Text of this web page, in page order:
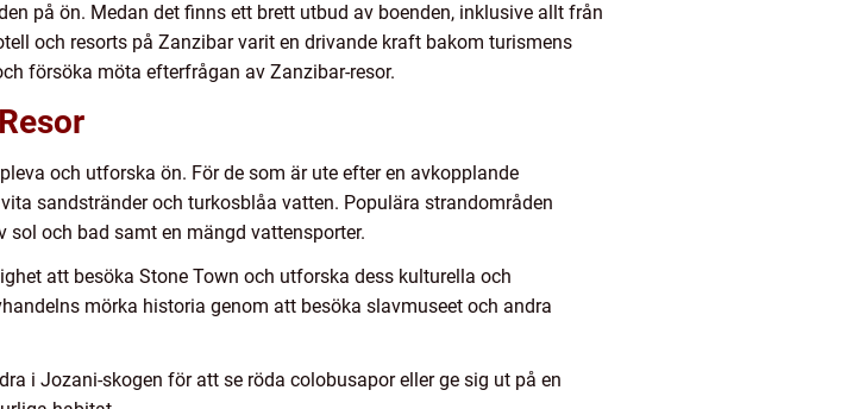
på ön. Medan det finns ett brett utbud av boenden, inklusive allt från
och resorts på Zanzibar varit en drivande kraft bakom turismens
försöka möta efterfrågan av Zanzibar-resor.
och utforska ön. För de som är ute efter en avkopplande
sandstränder och turkosblåa vatten. Populära strandområden
sol och bad samt en mängd vattensporter.
att besöka Stone Town och utforska dess kulturella och
mörka historia genom att besöka slavmuseet och andra
i Jozani-skogen för att se röda colobusapor eller ge sig ut på en